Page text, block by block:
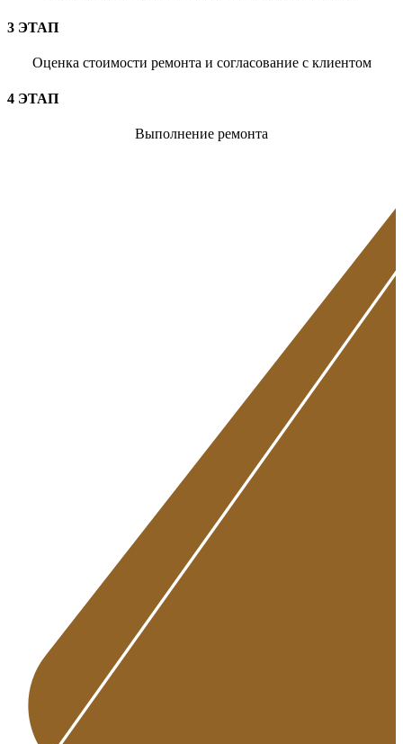
3 ЭТАП
Оценка стоимости ремонта и согласование с клиентом
4 ЭТАП
Выполнение ремонта